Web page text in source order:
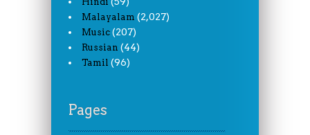
Malayalam (2,027)
Music (207)
Russian (44)
Tamil (96)
Pages